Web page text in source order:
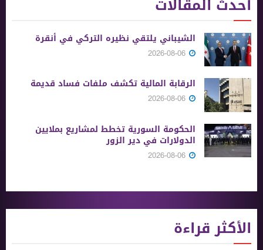
الشيباني يلتقي نظيره التركي في أنقرة
الرقابة المالية تكشف ملفات فساد قديمة
الحكومة السورية تخطط لمشاريع بملايين
الدولارات في دير الزور
الأكثر قراءة